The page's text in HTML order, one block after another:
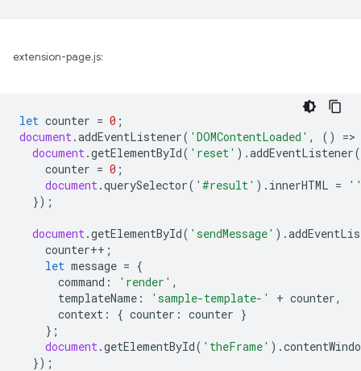
extension-page.js:
let counter = 0 ;
document.addEventListener( 'DOMContentLoaded' , () =>
document.getElementById( 'reset' ).addEventListener(
counter = 0 ;
document.querySelector( '#result' ). innerHTML =
});
document.getElementById( 'sendMessage' ).
counter++ ;
let message = {
command : 'render' ,
templateName : 'sample-template-' + counter,
context : { counter : counter }
};
document.getElementById( 'theFrame' ).
});